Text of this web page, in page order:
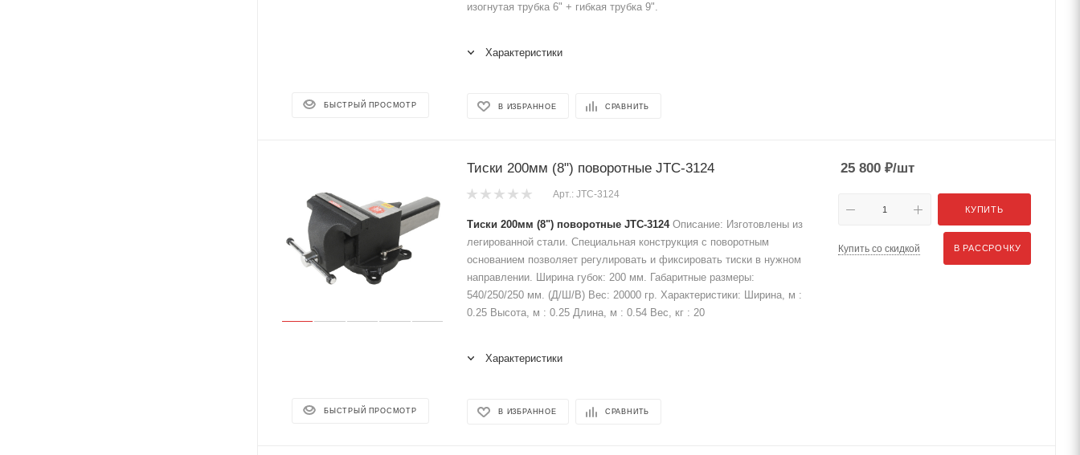
БЫСТРЫЙ ПРОСМОТР
изогнутая трубка 6" + гибкая трубка 9".
Характеристики
В ИЗБРАННОЕ СРАВНИТЬ
БЫСТРЫЙ ПРОСМОТР
Тиски 200мм (8") поворотные JTC-3124
Арт.: JTC-3124
Тиски 200мм (8") поворотные JTC-3124Описание: Изготовлены из
легированной стали. Специальная конструкция с поворотным
основанием позволяет регулировать и фиксировать тиски в нужном
направлении. Ширина губок: 200 мм. Габаритные размеры:
540/250/250 мм. (Д/Ш/В) Вес: 20000 гр. Характеристики: Ширина, м :
0.25 Высота, м : 0.25 Длина, м : 0.54 Вес, кг : 20
Характеристики
В ИЗБРАННОЕ СРАВНИТЬ
25 800 ₽/шт
КУПИТЬ
Купить со скидкой В РАССРОЧКУ